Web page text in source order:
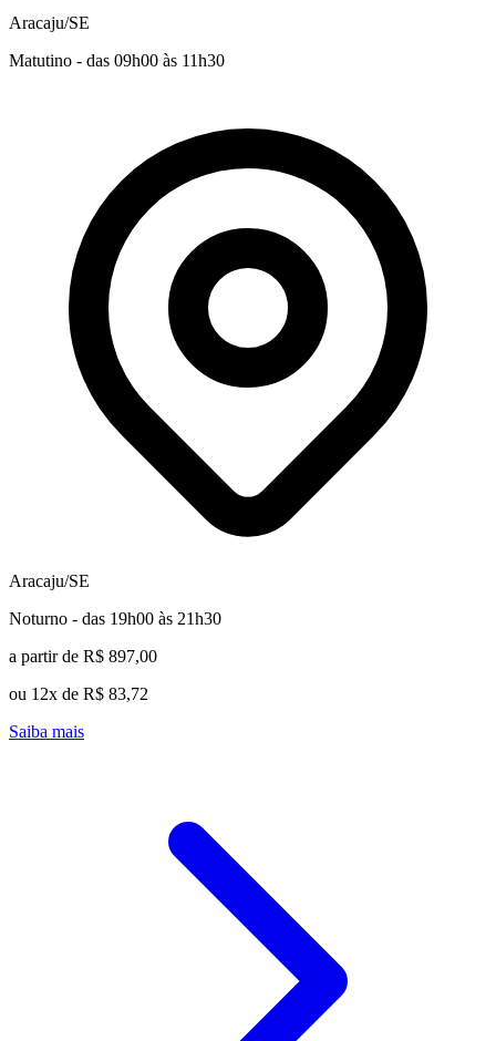
Aracaju/SE
Matutino - das 09h00 às 11h30
Aracaju/SE
Noturno - das 19h00 às 21h30
a partir de R$ 897,00
ou 12x de R$ 83,72
Saiba mais